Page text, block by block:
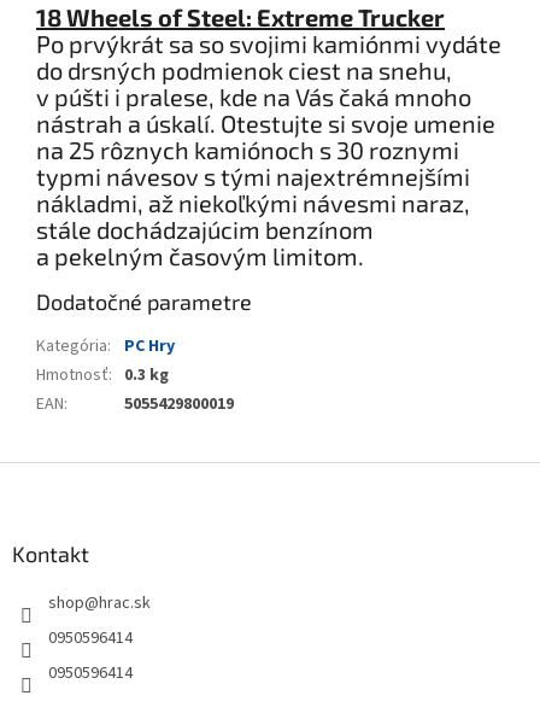
18 Wheels of Steel: Extreme Trucker
Po prvýkrát sa so svojimi kamiónmi vydáte
do drsných podmienok ciest na snehu,
v púšti i pralese, kde na Vás čaká mnoho
nástrah a úskalí. Otestujte si svoje umenie
na 25 rôznych kamiónoch s 30 roznymi
typmi návesov s tými najextrémnejšími
nákladmi, až niekoľkými návesmi naraz,
stále dochádzajúcim benzínom
a pekelným časovým limitom.
Dodatočné parametre
Kategória:
PC Hry
Hmotnosť: 0.3 kg
EAN: 5055429800019
Kontakt
shop@hrac.sk
0950596414
0950596414